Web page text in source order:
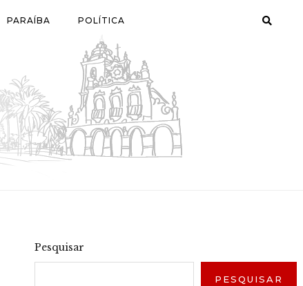
PARAÍBA POLÍTICA
Pesquisar
PESQUISAR